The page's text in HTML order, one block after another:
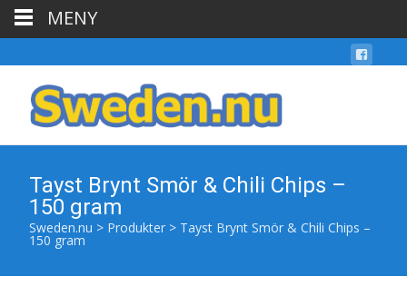
Tayst Brynt Smör & Chili Chips –
150 gram
Sweden.nu > Produkter > Tayst Brynt Smör & Chili Chips –
150 gram
MENY